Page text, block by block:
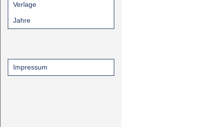
Verlage
Jahre
Impressum